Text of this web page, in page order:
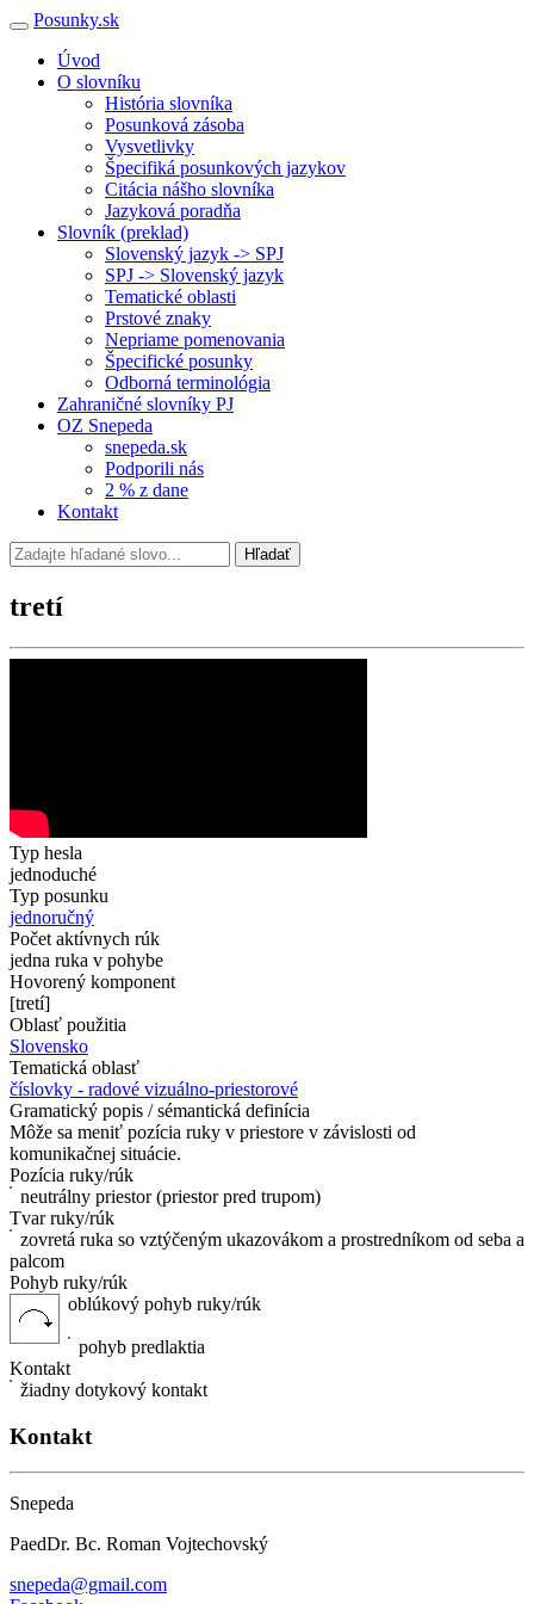
Posunky.sk
Úvod
O slovníku
História slovníka
Posunková zásoba
Vysvetlivky
Špecifiká posunkových jazykov
Citácia nášho slovníka
Jazyková poradňa
Slovník (preklad)
Slovenský jazyk -> SPJ
SPJ -> Slovenský jazyk
Tematické oblasti
Prstové znaky
Nepriame pomenovania
Špecifické posunky
Odborná terminológia
Zahraničné slovníky PJ
OZ Snepeda
snepeda.sk
Podporili nás
2 % z dane
Kontakt
Hľadať
tretí
Typ hesla
jednoduché
Typ posunku
jednoručný
Počet aktívnych rúk
jedna ruka v pohybe
Hovorený komponent
[tretí]
Oblasť použitia
Slovensko
Tematická oblasť
číslovky - radové vizuálno-priestorové
Gramatický popis / sémantická definícia
Môže sa meniť pozícia ruky v priestore v závislosti od
komunikačnej situácie.
Pozícia ruky/rúk
neutrálny priestor (priestor pred trupom)
Tvar ruky/rúk
zovretá ruka so vztýčeným ukazovákom a prostredníkom od seba a
palcom
Pohyb ruky/rúk
oblúkový pohyb ruky/rúk
pohyb predlaktia
Kontakt
žiadny dotykový kontakt
Kontakt
Snepeda
PaedDr. Bc. Roman Vojtechovský
snepeda@gmail.com